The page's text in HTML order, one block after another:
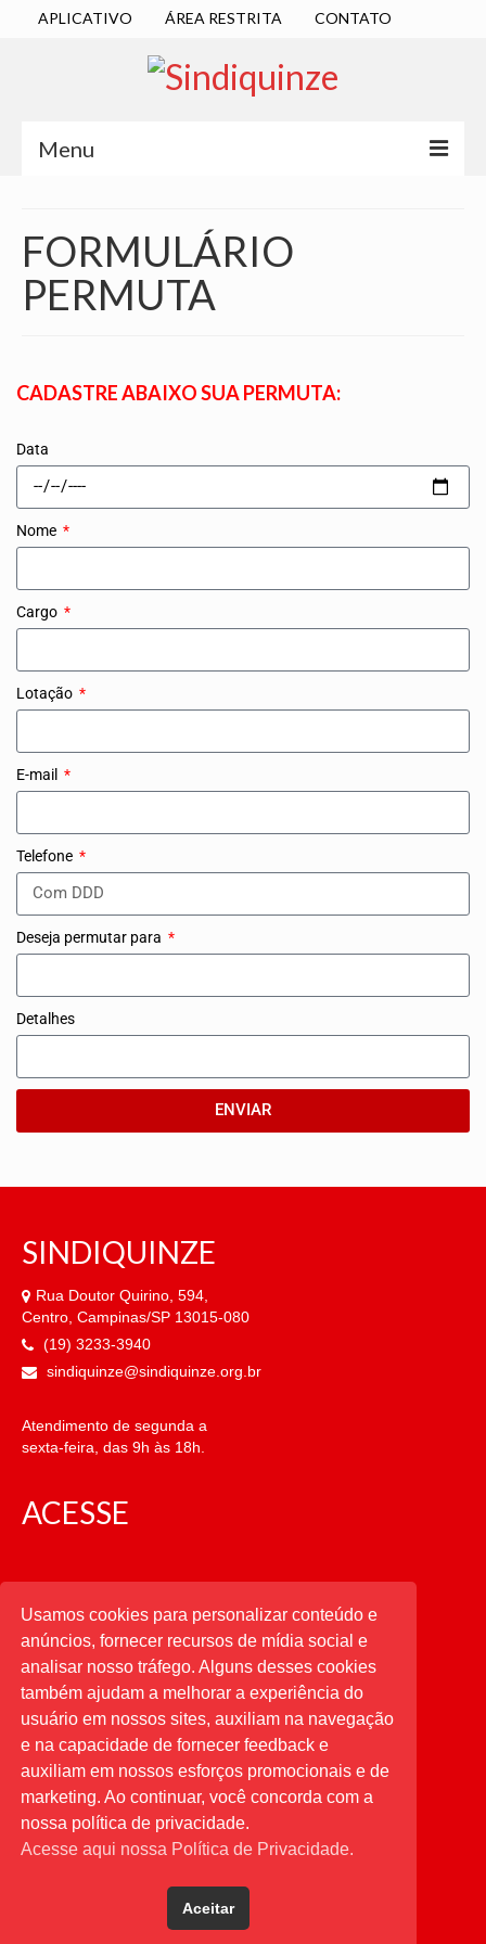
APLICATIVO ÁREA RESTRITA CONTATO
Menu
SINDICATO
DIRETORIA EXECUTIVA
ATAS
SÃO JOSÉ DOS CAMPOS
SÃO JOSÉ DO RIO PRETO
SOROCABA
NOTÍCIAS
VÍDEOS
NÚCLEOS
AGENTES DE POLÍCIA JUDICIAL
ANALISTAS JUDICIÁRIOS
ACESSIBILIDADE E INCLUSÃO
MULHERES
OFICIAIS DE JUSTIÇA
SOLIDARIEDADE
TÉCNICOS JUDICIÁRIOS
TECNOLOGIA DA INFORMAÇÃO
FORMULÁRIO
PERMUTA
CADASTRE ABAIXO SUA PERMUTA:
Data
Nome
Cargo
Lotação
E-mail
Telefone
Deseja permutar para
Detalhes
ENVIAR
SINDIQUINZE
Rua Doutor Quirino, 594,
Centro, Campinas/SP 13015-080
(19) 3233-3940
sindiquinze@sindiquinze.org.br
Atendimento de segunda a
sexta-feira, das 9h às 18h.
ACESSE
CATEGORIAS
PESQUISAR
Direta Sistemas Designed by Freepik
Usamos cookies para personalizar conteúdo e
anúncios, fornecer recursos de mídia social e
analisar nosso tráfego. Alguns desses cookies
também ajudam a melhorar a experiência do
usuário em nossos sites, auxiliam na navegação
e na capacidade de fornecer feedback e
auxiliam em nossos esforços promocionais e de
marketing. Ao continuar, você concorda com a
nossa política de privacidade.
Acesse aqui nossa Política de Privacidade.
Aceitar